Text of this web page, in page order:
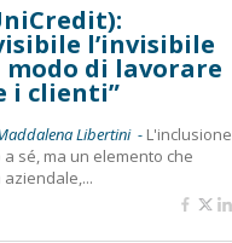
l’invisibile
di lavorare
i clienti”
Libertini - L'inclusione
sé, ma un elemento che